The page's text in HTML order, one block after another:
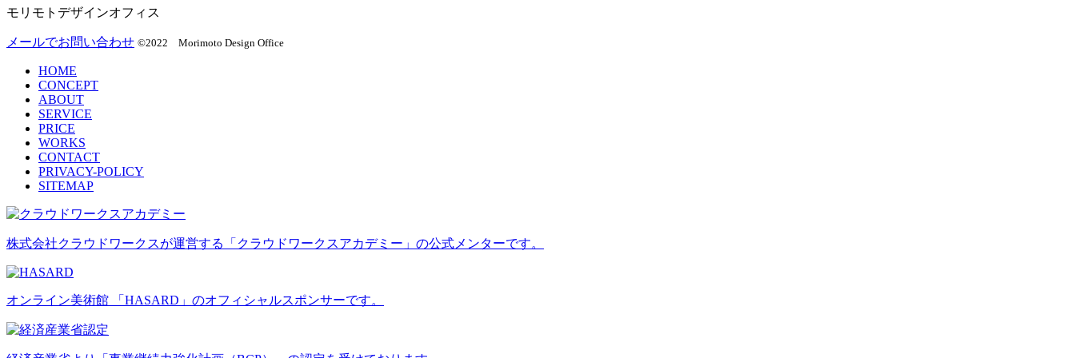
モリモトデザインオフィス
メールでお問い合わせ ©2022 Morimoto Design Office
HOME
CONCEPT
ABOUT
SERVICE
PRICE
WORKS
CONTACT
PRIVACY-POLICY
SITEMAP
株式会社クラウドワークスが運営する「クラウドワークスアカデミー」の公式メンターです。
オンライン美術館 「HASARD」のオフィシャルスポンサーです。